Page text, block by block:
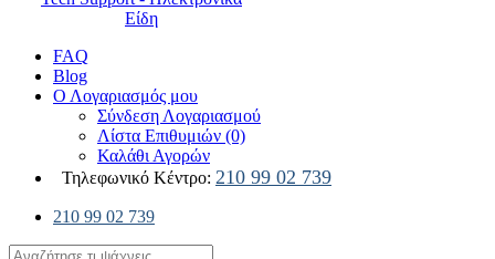
FAQ
Blog
Ο Λογαριασμός μου
Σύνδεση Λογαριασμού
Λίστα Επιθυμιών (0)
Καλάθι Αγορών
Τηλεφωνικό Κέντρο: 210 99 02 739
210 99 02 739